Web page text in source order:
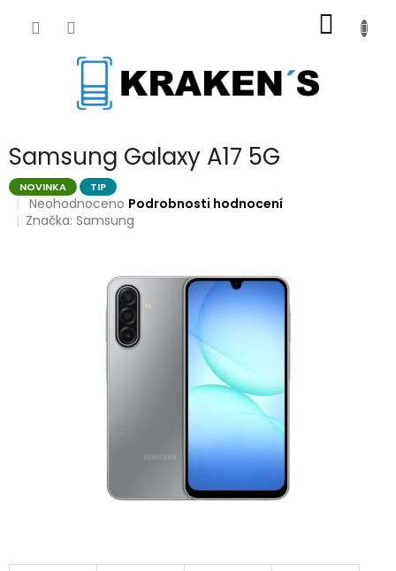
KOŠÍK
Samsung Galaxy A17 5G
NOVINKA TIP
Průměrné
hodnocení
Neohodnoceno Podrobnosti hodnocení
Značka:Samsung